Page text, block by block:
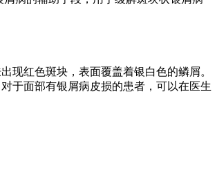
现红色斑块，表面覆盖着银白色的鳞屑。
对于面部有银屑病皮损的患者，可以在医生